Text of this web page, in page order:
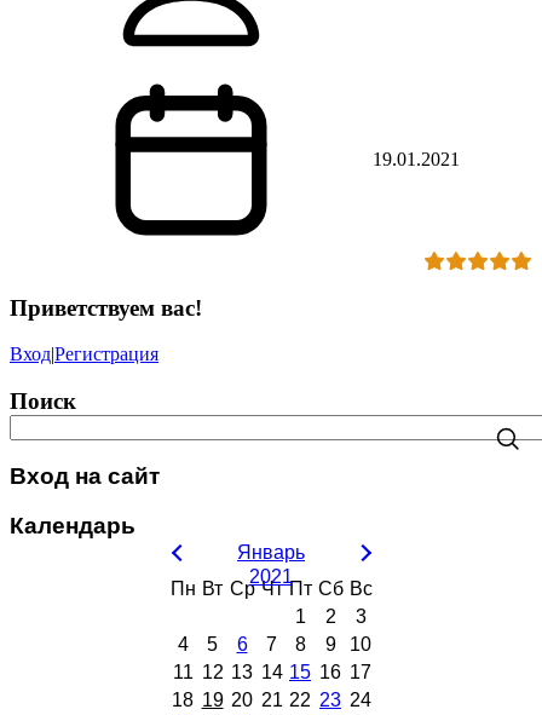
19.01.2021
Приветствуем вас!
Вход|Регистрация
Поиск
Вход на сайт
Календарь
Январь
2021
Пн Вт Ср Чт Пт Сб Вс
1
2
3
4
5 6 7 8 9
10
11 12 13 14 15 16 17
18 19 20 21 22 23 24